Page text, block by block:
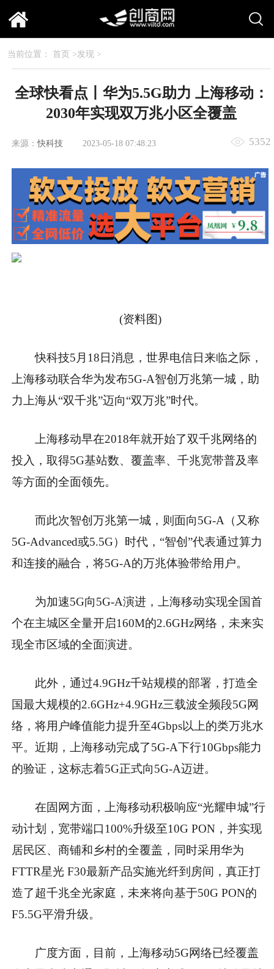
当前位置： 首页 >发现>
全球快看点丨华为5.5G助力 上海移动：
2030年实现双万兆小区全覆盖
来源：快科技 2023-05-18 07:48:23 5352
(资料图)
快科技5月18日消息，世界电信日来临之际，
上海移动联合华为发布5G-A智创万兆第一城，助
力上海从“双千兆”迈向“双万兆”时代。
上海移动早在2018年就开始了双千兆网络的
投入，取得5G基站数、覆盖率、千兆宽带普及率
等方面的全面领先。
而此次智创万兆第一城，则面向5G-A（又称
5G-Advanced或5.5G）时代，“智创”代表通过算力
和连接的融合，将5G-A的万兆体验带给用户。
为加速5G向5G-A演进，上海移动实现全国首
个在主城区全量开启160M的2.6GHz网络，未来实
现全市区域的全面演进。
此外，通过4.9GHz千站规模的部署，打造全
国最大规模的2.6GHz+4.9GHz三载波全频段5G网
络，将用户峰值能力提升至4Gbps以上的类万兆水
平。 近期，上海移动完成了5G-A下行10Gbps能力
的验证，这标志着5G正式向5G-A迈进。
在固网方面，上海移动积极响应“光耀申城”行
动计划， 宽带端口100%升级至10G PON，并实现
居民区、商铺和乡村的全覆盖 ，同时采用华为
FTTR星光 F30最新产品实施光纤到房间，真正打
造了超千兆全光家庭，未来将向基于50G PON的
F5.5G平滑升级。
广度方面，目前，上海移动5G网络已经覆盖